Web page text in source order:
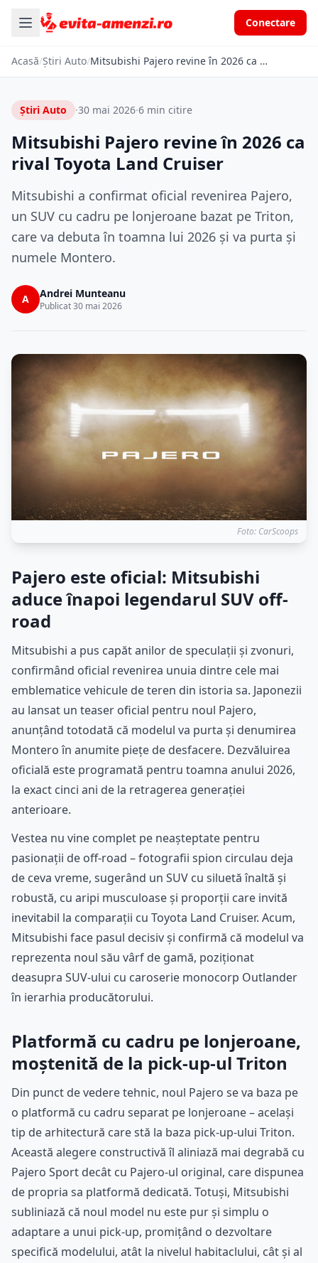
Conectare
Acasă/Știri Auto/ Mitsubishi Pajero revine în 2026 ca rival Toyota Land Cruiser
Știri Auto ·30 mai 2026·6 min citire
Mitsubishi Pajero revine în 2026 ca
rival Toyota Land Cruiser
Mitsubishi a confirmat oficial revenirea Pajero,
un SUV cu cadru pe lonjeroane bazat pe Triton,
care va debuta în toamna lui 2026 și va purta și
numele Montero.
A Andrei Munteanu
Publicat 30 mai 2026
Foto: CarScoops
Pajero este oficial: Mitsubishi
aduce înapoi legendarul SUV off-
road
Mitsubishi a pus capăt anilor de speculații și zvonuri,
confirmând oficial revenirea unuia dintre cele mai
emblematice vehicule de teren din istoria sa. Japonezii
au lansat un teaser oficial pentru noul Pajero,
anunțând totodată că modelul va purta și denumirea
Montero în anumite piețe de desfacere. Dezvăluirea
oficială este programată pentru toamna anului 2026,
la exact cinci ani de la retragerea generației
anterioare.
Vestea nu vine complet pe neașteptate pentru
pasionații de off-road – fotografii spion circulau deja
de ceva vreme, sugerând un SUV cu siluetă înaltă și
robustă, cu aripi musculoase și proporții care invită
inevitabil la comparații cu Toyota Land Cruiser. Acum,
Mitsubishi face pasul decisiv și confirmă că modelul va
reprezenta noul său vârf de gamă, poziționat
deasupra SUV-ului cu caroserie monocorp Outlander
în ierarhia producătorului.
Platformă cu cadru pe lonjeroane,
moștenită de la pick-up-ul Triton
Din punct de vedere tehnic, noul Pajero se va baza pe
o platformă cu cadru separat pe lonjeroane – același
tip de arhitectură care stă la baza pick-up-ului Triton.
Această alegere constructivă îl aliniază mai degrabă cu
Pajero Sport decât cu Pajero-ul original, care dispunea
de propria sa platformă dedicată. Totuși, Mitsubishi
subliniază că noul model nu este pur și simplu o
adaptare a unui pick-up, promițând o dezvoltare
specifică modelului, atât la nivelul habitaclului, cât și al